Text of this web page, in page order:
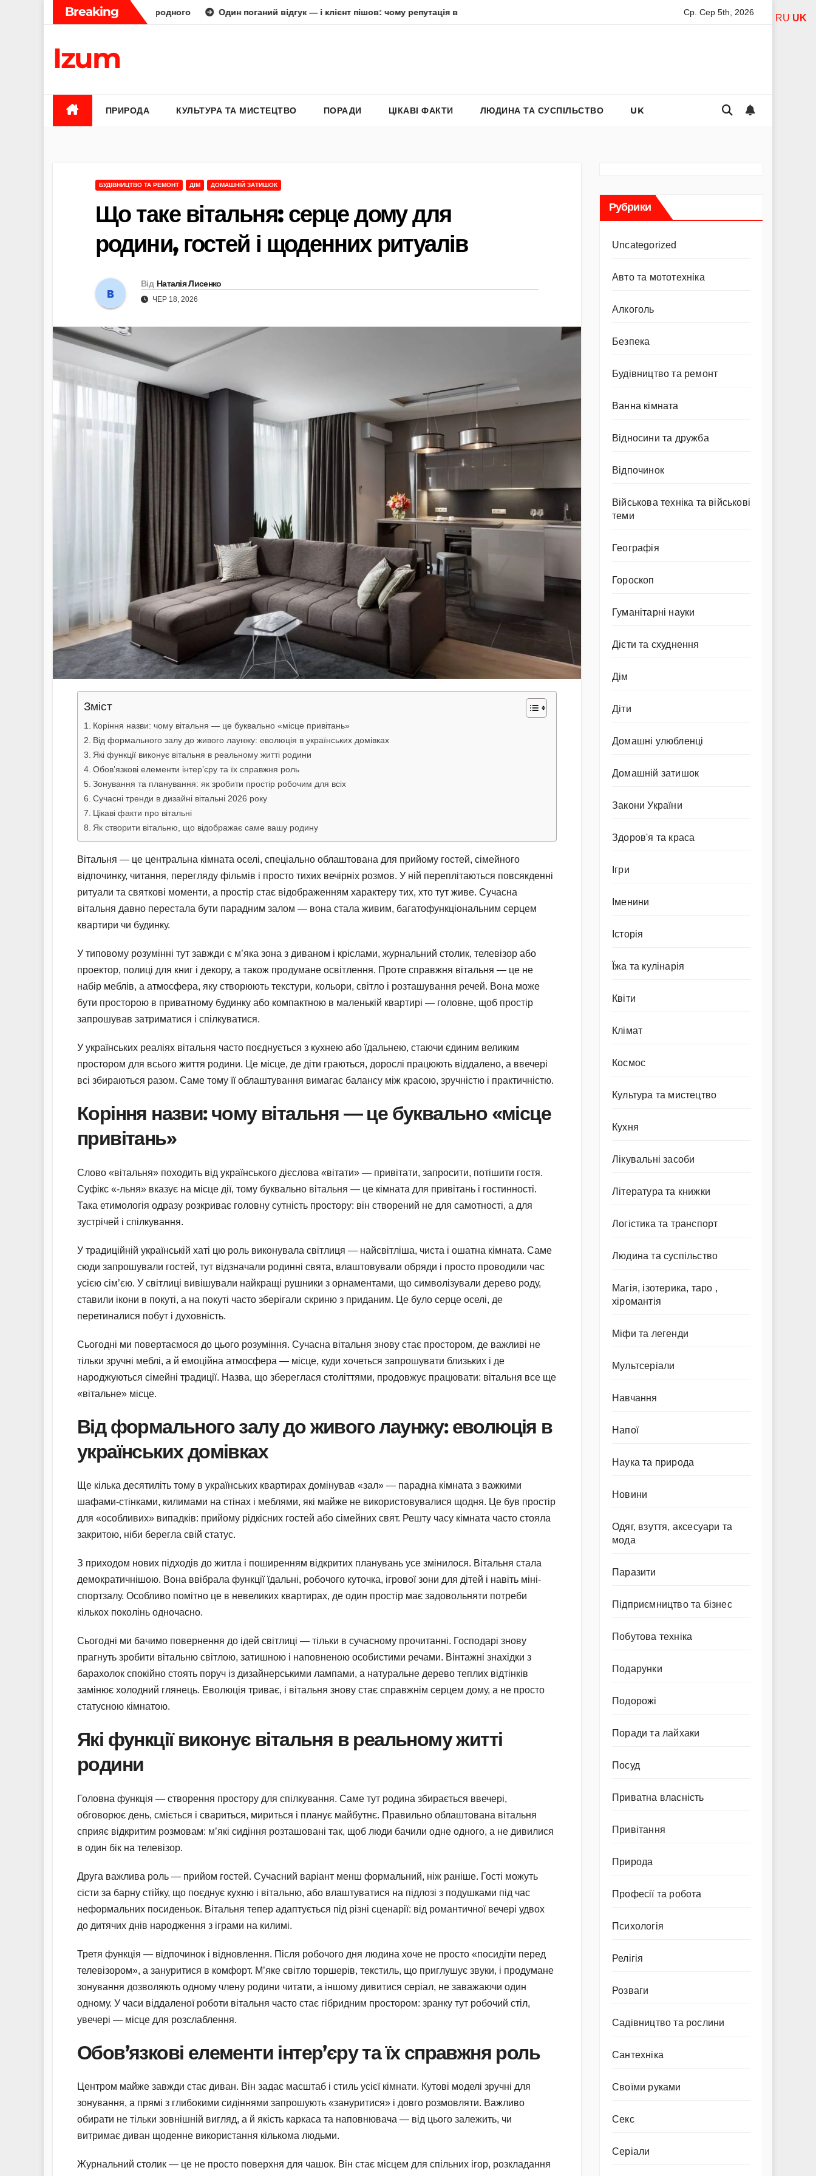
Breaking
діамант від природного Один поганий відгук — і клієнт пішов: чому репутація в інтернеті вирішує все Адель Асанті: від порнозірки до співачки з хітами на радіо
Ср. Сер 5th, 2026
Izum
ПРИРОДА КУЛЬТУРА ТА МИСТЕЦТВО ПОРАДИ ЦІКАВІ ФАКТИ ЛЮДИНА ТА СУСПІЛЬСТВО UK
БУДІВНИЦТВО ТА РЕМОНТ ДІМ ДОМАШНІЙ ЗАТИШОК
Що таке вітальня: серце дому для
родини, гостей і щоденних ритуалів
Від Наталія Лисенко
ЧЕР 18, 2026
Зміст
Коріння назви: чому вітальня — це буквально «місце привітань»
Від формального залу до живого лаунжу: еволюція в українських домівках
Які функції виконує вітальня в реальному житті родини
Обов’язкові елементи інтер’єру та їх справжня роль
Зонування та планування: як зробити простір робочим для всіх
Сучасні тренди в дизайні вітальні 2026 року
Цікаві факти про вітальні
Як створити вітальню, що відображає саме вашу родину
Вітальня — це центральна кімната оселі, спеціально облаштована для прийому гостей, сімейного
відпочинку, читання, перегляду фільмів і просто тихих вечірніх розмов. У ній переплітаються повсякденні
ритуали та святкові моменти, а простір стає відображенням характеру тих, хто тут живе. Сучасна
вітальня давно перестала бути парадним залом — вона стала живим, багатофункціональним серцем
квартири чи будинку.
У типовому розумінні тут завжди є м’яка зона з диваном і кріслами, журнальний столик, телевізор або
проектор, полиці для книг і декору, а також продумане освітлення. Проте справжня вітальня — це не
набір меблів, а атмосфера, яку створюють текстури, кольори, світло і розташування речей. Вона може
бути просторою в приватному будинку або компактною в маленькій квартирі — головне, щоб простір
запрошував затриматися і спілкуватися.
У українських реаліях вітальня часто поєднується з кухнею або їдальнею, стаючи єдиним великим
простором для всього життя родини. Це місце, де діти граються, дорослі працюють віддалено, а ввечері
всі збираються разом. Саме тому її облаштування вимагає балансу між красою, зручністю і практичністю.
Коріння назви: чому вітальня — це буквально «місце
привітань»
Слово «вітальня» походить від українського дієслова «вітати» — привітати, запросити, потішити гостя.
Суфікс «-льня» вказує на місце дії, тому буквально вітальня — це кімната для привітань і гостинності.
Така етимологія одразу розкриває головну сутність простору: він створений не для самотності, а для
зустрічей і спілкування.
У традиційній українській хаті цю роль виконувала світлиця — найсвітліша, чиста і ошатна кімната. Саме
сюди запрошували гостей, тут відзначали родинні свята, влаштовували обряди і просто проводили час
усією сім’єю. У світлиці вивішували найкращі рушники з орнаментами, що символізували дерево роду,
ставили ікони в покуті, а на покуті часто зберігали скриню з приданим. Це було серце оселі, де
перетиналися побут і духовність.
Сьогодні ми повертаємося до цього розуміння. Сучасна вітальня знову стає простором, де важливі не
тільки зручні меблі, а й емоційна атмосфера — місце, куди хочеться запрошувати близьких і де
народжуються сімейні традиції. Назва, що збереглася століттями, продовжує працювати: вітальня все ще
«вітальне» місце.
Від формального залу до живого лаунжу: еволюція в
українських домівках
Ще кілька десятиліть тому в українських квартирах домінував «зал» — парадна кімната з важкими
шафами-стінками, килимами на стінах і меблями, які майже не використовувалися щодня. Це був простір
для «особливих» випадків: прийому рідкісних гостей або сімейних свят. Решту часу кімната часто стояла
закритою, ніби берегла свій статус.
З приходом нових підходів до житла і поширенням відкритих планувань усе змінилося. Вітальня стала
демократичнішою. Вона ввібрала функції їдальні, робочого куточка, ігрової зони для дітей і навіть міні-
спортзалу. Особливо помітно це в невеликих квартирах, де один простір має задовольняти потреби
кількох поколінь одночасно.
Сьогодні ми бачимо повернення до ідей світлиці — тільки в сучасному прочитанні. Господарі знову
прагнуть зробити вітальню світлою, затишною і наповненою особистими речами. Вінтажні знахідки з
барахолок спокійно стоять поруч із дизайнерськими лампами, а натуральне дерево теплих відтінків
замінює холодний глянець. Еволюція триває, і вітальня знову стає справжнім серцем дому, а не просто
статусною кімнатою.
Які функції виконує вітальня в реальному житті
родини
Головна функція — створення простору для спілкування. Саме тут родина збирається ввечері,
обговорює день, сміється і свариться, мириться і планує майбутнє. Правильно облаштована вітальня
сприяє відкритим розмовам: м’які сидіння розташовані так, щоб люди бачили одне одного, а не дивилися
в один бік на телевізор.
Друга важлива роль — прийом гостей. Сучасний варіант менш формальний, ніж раніше. Гості можуть
сісти за барну стійку, що поєднує кухню і вітальню, або влаштуватися на підлозі з подушками під час
неформальних посиденьок. Вітальня тепер адаптується під різні сценарії: від романтичної вечері удвох
до дитячих днів народження з іграми на килимі.
Третя функція — відпочинок і відновлення. Після робочого дня людина хоче не просто «посидіти перед
телевізором», а зануритися в комфорт. М’яке світло торшерів, текстиль, що приглушує звуки, і продумане
зонування дозволяють одному члену родини читати, а іншому дивитися серіал, не заважаючи один
одному. У часи віддаленої роботи вітальня часто стає гібридним простором: зранку тут робочий стіл,
увечері — місце для розслаблення.
Обов’язкові елементи інтер’єру та їх справжня роль
Центром майже завжди стає диван. Він задає масштаб і стиль усієї кімнати. Кутові моделі зручні для
зонування, а прямі з глибокими сидіннями запрошують «зануритися» і довго розмовляти. Важливо
обирати не тільки зовнішній вигляд, а й якість каркаса та наповнювача — від цього залежить, чи
витримає диван щоденне використання кількома людьми.
Журнальний столик — це не просто поверхня для чашок. Він стає місцем для спільних ігор, розкладання
Рубрики
Uncategorized
Авто та мототехніка
Алкоголь
Безпека
Будівництво та ремонт
Ванна кімната
Відносини та дружба
Відпочинок
Військова техніка та військові
теми
Географія
Гороскоп
Гуманітарні науки
Дієти та схуднення
Дім
Діти
Домашні улюбленці
Домашній затишок
Закони України
Здоров'я та краса
Ігри
Іменини
Історія
Їжа та кулінарія
Квіти
Клімат
Космос
Культура та мистецтво
Кухня
Лікувальні засоби
Література та книжки
Логістика та транспорт
Людина та суспільство
Магія, ізотерика, таро ,
хіромантія
Міфи та легенди
Мультсеріали
Навчання
Напої
Наука та природа
Новини
Одяг, взуття, аксесуари та
мода
Паразити
Підприємництво та бізнес
Побутова техніка
Подарунки
Подорожі
Поради та лайхаки
Посуд
Приватна власність
Привітання
Природа
Професії та робота
Психологія
Релігія
Розваги
Садівництво та рослини
Сантехніка
Своїми руками
Секс
Серіали
RU UK